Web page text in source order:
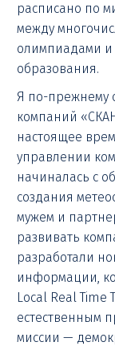
расписано по
между
олимпиадами и
образования.
Я по-прежнему
компаний
настоящее
управлении
начиналась с
создания
мужем и
развивать
разработали
информации,
Local Real Time
естественным
миссии —